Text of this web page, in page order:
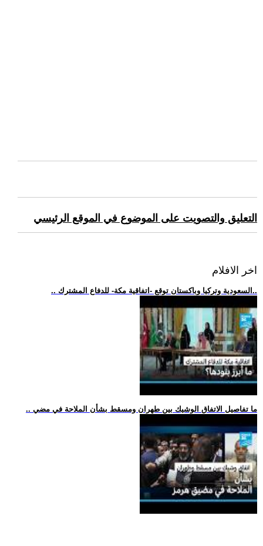
التعليق والتصويت على الموضوع في الموقع الرئيسي
اخر الافلام
.. السعودية وتركيا وباكستان توقع -اتفاقية مكة- للدفاع المشترك..
.. ما تفاصيل الاتفاق الوشيك بين طهران ومسقط بشأن الملاحة في مضي